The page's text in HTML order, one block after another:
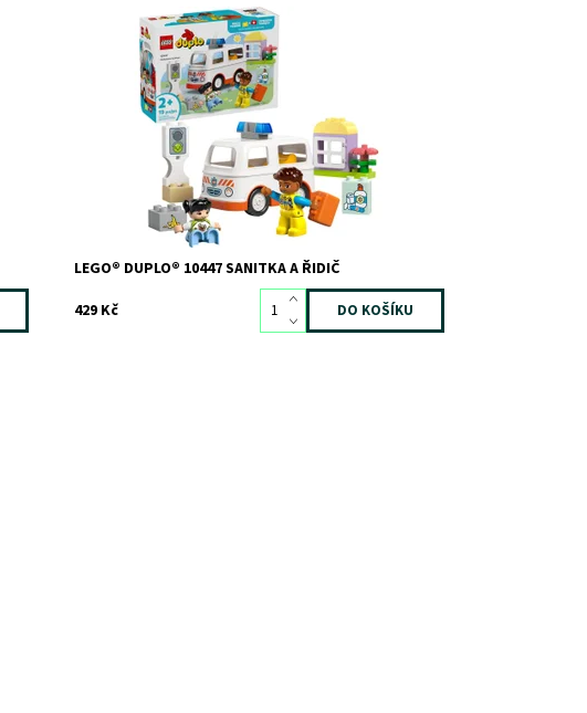
Děti se s touto nápaditou stavebnicí učí hrou – hrají si na
situaci ze skutečného života
Dostupnost:
Skladem>3
12096
LEGO
LEGO® DUPLO® 10447 SANITKA A ŘIDIČ
429 Kč